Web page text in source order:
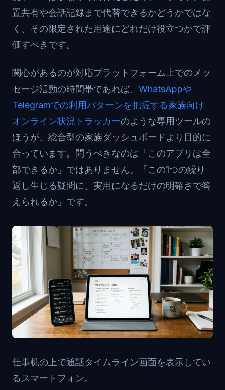
置共有や会話記録まで代替できるかどうかではな
く、その限定された用途にどれだけ役立つかで評
価すべきです。
関心があるのが対応プラットフォーム上でのメッ
セージ活動の時間帯であれば、 WhatsAppや
Telegramでの利用パターンを把握する家族向け
オンライン状況トラッカーのような専用ツールの
ほうが、総合型の家族ダッシュボードより目的に
合っています。問うべきなのは「このアプリは全
部できるか」ではありません。「この1つの繰り
返し生じる疑問に、実用になるだけの明確さで答
えられるか」です。
仕事机の上で通話タイムライン画面を表示してい
るスマートフォン。